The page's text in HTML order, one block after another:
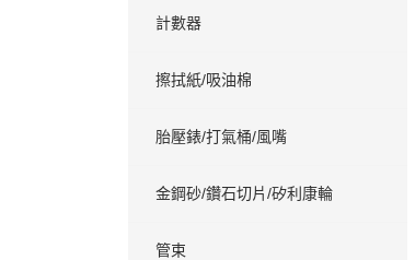
計數器
擦拭紙/吸油棉
胎壓錶/打氣桶/風嘴
金鋼砂/鑽石切片/矽利康輪
管束